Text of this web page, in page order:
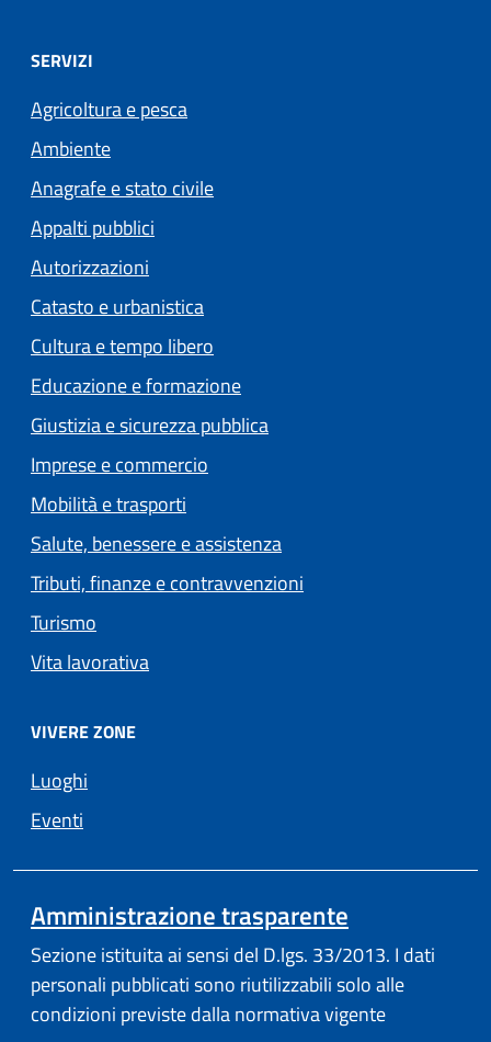
SERVIZI
Agricoltura e pesca
Ambiente
Anagrafe e stato civile
Appalti pubblici
Autorizzazioni
Catasto e urbanistica
Cultura e tempo libero
Educazione e formazione
Giustizia e sicurezza pubblica
Imprese e commercio
Mobilità e trasporti
Salute, benessere e assistenza
Tributi, finanze e contravvenzioni
Turismo
Vita lavorativa
VIVERE ZONE
Luoghi
Eventi
Amministrazione trasparente
Sezione istituita ai sensi del D.lgs. 33/2013. I dati
personali pubblicati sono riutilizzabili solo alle
condizioni previste dalla normativa vigente